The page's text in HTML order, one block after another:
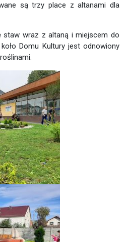
są trzy place z altanami dla
staw wraz z altaną i miejscem do
Domu Kultury jest odnowiony